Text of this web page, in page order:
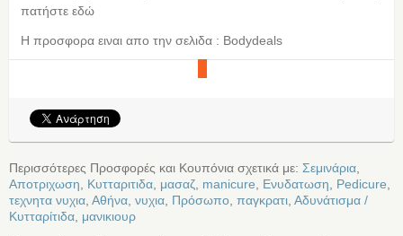
πατήστε εδώ
Η προσφορα ειναι απο την σελιδα : Bodydeals
Περισσότερες Προσφορές και Κουπόνια σχετικά με: Σεμινάρια
Αποτριχωση
Κυτταριτιδα μασαζ manicure Ενυδατωση Pedicure
τεχνητα νυχια Αθήνα νυχια Πρόσωπο παγκρατι Αδυνάτισμα /
Κυτταρίτιδα μανικιουρ